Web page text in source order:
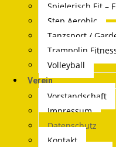
Spielerisch Fit –
Step Aerobic
Tanzsport /
Trampolin
Volleyball
Verein
Vorstandschaft
Impressum
Datenschutz
Kontakt